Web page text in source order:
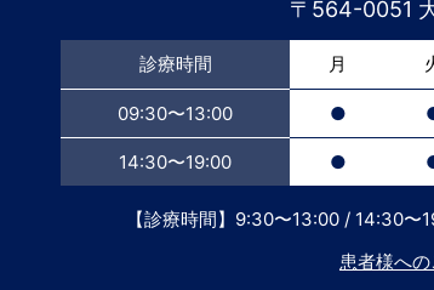
〒564-0051
診療時間 月
09:30〜13:00 ●
14:30〜19:00 ●
【診療時間】9:30〜13:00 / 14:30〜
患者様へ